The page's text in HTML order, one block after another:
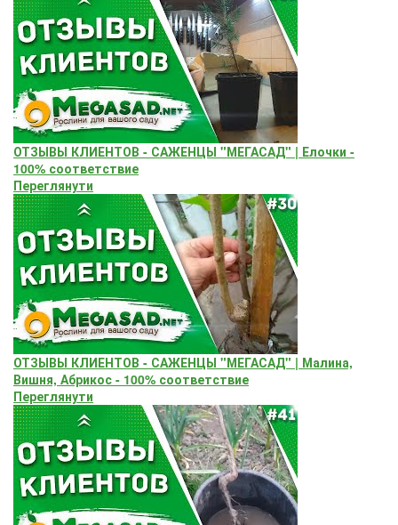
ОТЗЫВЫ КЛИЕНТОВ - САЖЕНЦЫ "МЕГАСАД" | Елочки -
100% соответствие
Переглянути
ОТЗЫВЫ КЛИЕНТОВ - САЖЕНЦЫ "МЕГАСАД" | Малина,
Вишня, Абрикос - 100% соответствие
Переглянути